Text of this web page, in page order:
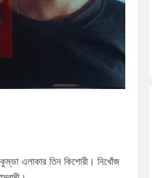
কুম্ভা এলাকার তিন কিশোরী। নিখোঁজ